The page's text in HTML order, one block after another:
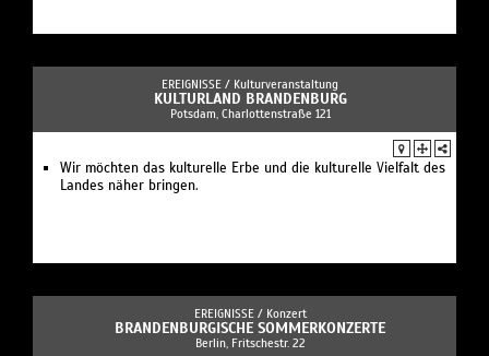
EREIGNISSE / Kulturveranstaltung
KULTURLAND BRANDENBURG
Potsdam, Charlottenstraße 121
Wir möchten das kulturelle Erbe und die kulturelle Vielfalt des
Landes näher bringen.
EREIGNISSE / Konzert
BRANDENBURGISCHE SOMMERKONZERTE
Berlin, Fritschestr. 22